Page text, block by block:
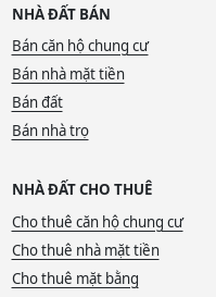
NHÀ ĐẤT BÁN
Bán căn hộ chung cư
Bán nhà mặt tiền
Bán đất
Bán nhà trọ
NHÀ ĐẤT CHO THUÊ
Cho thuê căn hộ chung cư
Cho thuê nhà mặt tiền
Cho thuê mặt bằng